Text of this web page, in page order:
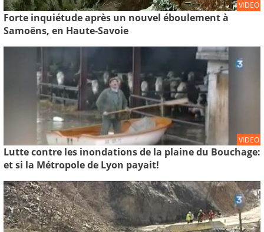
VIDEO
Forte inquiétude après un nouvel éboulement à
Samoëns, en Haute-Savoie
VIDEO
Lutte contre les inondations de la plaine du Bouchage:
et si la Métropole de Lyon payait!